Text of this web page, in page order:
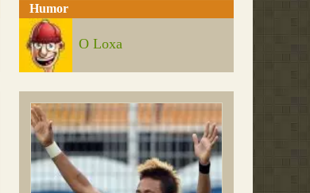
Humor
O Loxa